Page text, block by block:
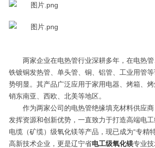
两家企业在电热管行业深耕多年，在电热管
铁镀铜发热管、单头管、铜、铝管、工业用管
势明显。其产品广泛应用于家用电器、烤箱、
销东南亚、西欧、北美等地区。
作为两家公司的电热管绝缘填充材料供应
发挥资源和创新优势，一直致力于打造高端电工
电缆（矿缆）级氧化镁等产品，现已成为“专精
高新技术企业，更是辽宁省电工级氧化镁专业